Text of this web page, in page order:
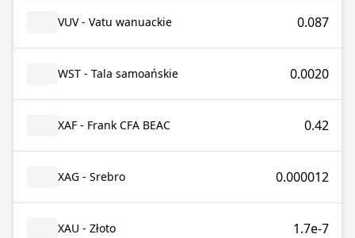
VUV - Vatu wanuackie 0.087
WST - Tala samoańskie 0.0020
XAF - Frank CFA BEAC 0.42
XAG - Srebro 0.000012
XAU - Złoto 1.7e-7